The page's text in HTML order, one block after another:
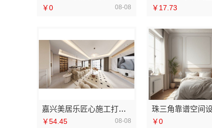
￥0 08-08 ￥17.73
嘉兴美居乐匠心施工打造品质新家
￥54.45 08-08 ￥0